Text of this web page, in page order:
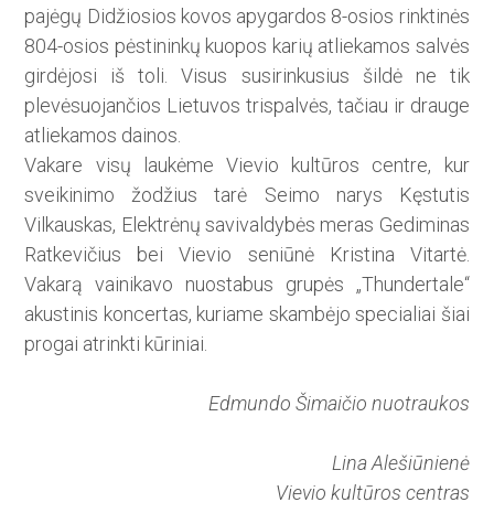
pajėgų Didžio­sios kovos apygardos 8-osios rinktinės
804-osios pėstininkų kuopos karių atliekamos salvės
girdėjosi iš toli. Visus susirinkusius šildė ne tik
plevėsuojančios Lietuvos trispalvės, tačiau ir drauge
atliekamos dainos.
Vakare visų laukėme Vievio kultūros centre, kur
sveikinimo žodžius tarė Seimo narys Kęstutis
Vilkauskas, Elektrėnų savivaldybės meras Gediminas
Ratkevičius bei Vievio seniūnė Kristina Vitartė.
Vakarą vainikavo nuostabus grupės „Thundertale“
akustinis koncertas, kuriame skambėjo specialiai šiai
progai atrinkti kūriniai.
Edmundo Šimaičio nuotraukos
Lina Alešiūnienė
Vievio kultūros centras